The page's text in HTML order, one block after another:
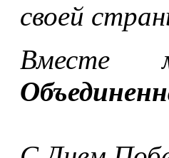
своей